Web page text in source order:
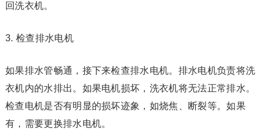
回洗衣机。
3. 检查排水电机
如果排水管畅通，接下来检查排水电机。排水电机负责将洗
衣机内的水排出。如果电机损坏，洗衣机将无法正常排水。
检查电机是否有明显的损坏迹象，如烧焦、断裂等。如果
有，需要更换排水电机。